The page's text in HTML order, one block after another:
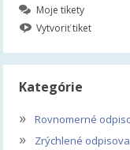
Moje tikety
Vytvoriť tiket
Kategórie
» Rovnomerné
» Zrýchlené